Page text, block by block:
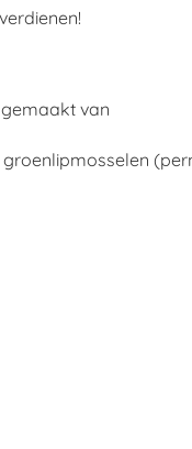
van
groenlipmosselen